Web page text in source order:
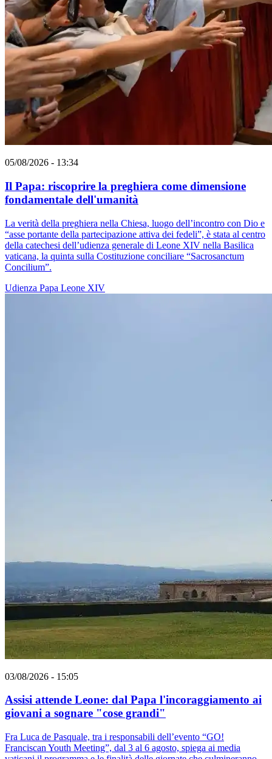
05/08/2026 - 13:34
Il Papa: riscoprire la preghiera come dimensione
fondamentale dell'umanità
La verità della preghiera nella Chiesa, luogo dell’incontro con Dio e
“asse portante della partecipazione attiva dei fedeli”, è stata al centro
della catechesi dell’udienza generale di Leone XIV nella Basilica
vaticana, la quinta sulla Costituzione conciliare “Sacrosanctum
Concilium”.
Udienza Papa Leone XIV
03/08/2026 - 15:05
Assisi attende Leone: dal Papa l'incoraggiamento ai
giovani a sognare "cose grandi"
Fra Luca de Pasquale, tra i responsabili dell’evento “GO!
Franciscan Youth Meeting”, dal 3 al 6 agosto, spiega ai media